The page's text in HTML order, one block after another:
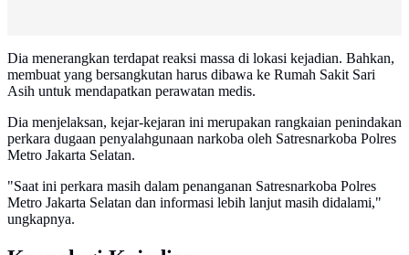
Dia menerangkan terdapat reaksi massa di lokasi kejadian. Bahkan,
membuat yang bersangkutan harus dibawa ke Rumah Sakit Sari
Asih untuk mendapatkan perawatan medis.
Dia menjelaksan, kejar-kejaran ini merupakan rangkaian penindakan
perkara dugaan penyalahgunaan narkoba oleh Satresnarkoba Polres
Metro Jakarta Selatan.
"Saat ini perkara masih dalam penanganan Satresnarkoba Polres
Metro Jakarta Selatan dan informasi lebih lanjut masih didalami,"
ungkapnya.